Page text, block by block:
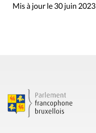
Mis à jour le 30 juin 2023